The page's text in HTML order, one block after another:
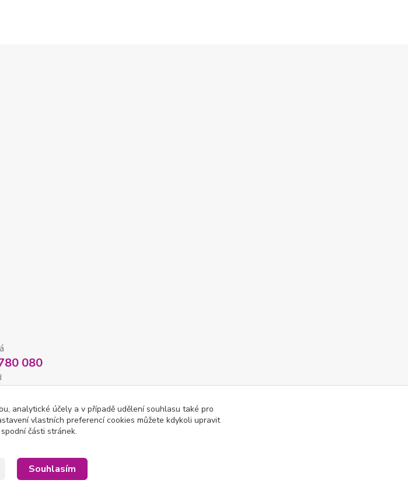
080
analytické účely a v případě udělení souhlasu také pro
vlastních preferencí cookies můžete kdykoli upravit
části stránek.
Souhlasím